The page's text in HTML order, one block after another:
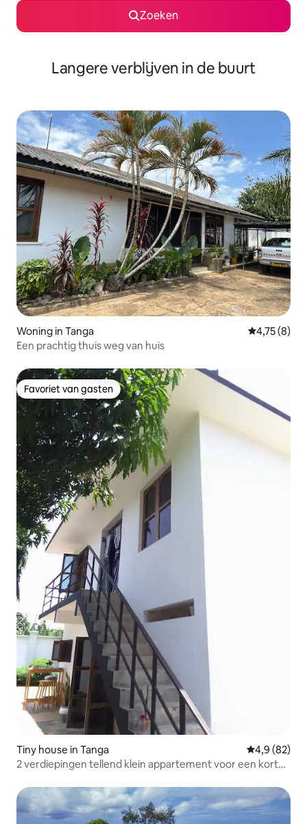
Zoeken
Langere verblijven in de buurt
Woning in Tanga
4,75 (8)
Een prachtig thuis weg van huis
Favoriet van gasten
Favoriet van gasten
Tiny house in Tanga Gemiddelde
4,9 (82)
2 verdiepingen tellend klein appartement voor een kort